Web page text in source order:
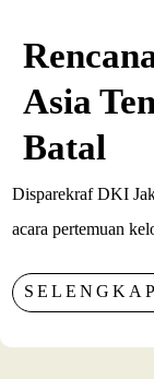
Asia
Batal
Disparekraf DKI
acara pertemuan